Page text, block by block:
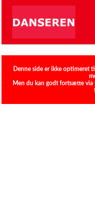
Denne side er ikke optimeret
Men du kan godt fortsætte via